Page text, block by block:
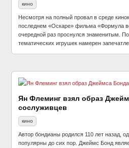
кино
Несмотря на полный провал в среде
последнем «Оскаре» фильма «Формула
очередной раз проснулся знаменитым.
тематических игрушек намерен
Ян Флеминг взял образ
сослуживцев
кино
Автор бондианы родился 110 лет назад,
популярны до сих пор. Джеймс Бонд